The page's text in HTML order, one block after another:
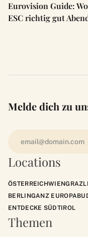
Eurovision Guide:
ESC richtig gut
Locations
ÖSTERREICHWIENGRAZ
BERLINGANZ EUROPA
ENTDECKE SÜDTIROL
Themen
Melde dich zu